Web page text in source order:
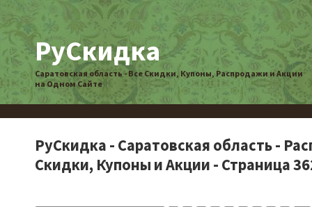
РуСкидка
Саратовская область - Все Скидки, Купоны, Распродажи и Акции
на Одном Сайте
РуСкидка - Саратовская область -
Скидки, Купоны и Акции - Страница